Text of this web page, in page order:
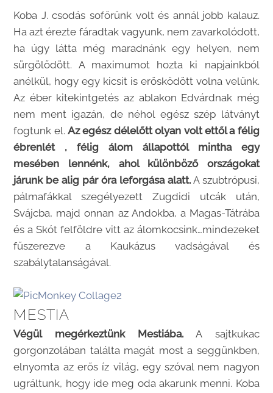
Koba J. csodás sofőrünk volt és annál jobb kalauz.
Ha azt érezte fáradtak vagyunk, nem zavarkolódott,
ha úgy látta még maradnánk egy helyen, nem
sürgölődött. A maximumot hozta ki napjainkból
anélkül, hogy egy kicsit is erősködött volna velünk.
Az éber kitekintgetés az ablakon Edvárdnak még
nem ment igazán, de néhol egész szép látványt
fogtunk el.Az egész délelőtt olyan volt ettől a félig
ébrenlét , félig álom állapottól mintha egy
mesében lennénk, ahol különböző országokat
járunk be alig pár óra leforgása alatt.A szubtrópusi,
pálmafákkal szegélyezett Zugdidi utcák után,
Svájcba, majd onnan az Andokba, a Magas-Tátrába
és a Skót felföldre vitt az álomkocsink…mindezeket
fűszerezve a Kaukázus vadságával és
szabálytalanságával.
MESTIA
Végül megérkeztünk Mestiába. A sajtkukac
gorgonzolában találta magát most a seggünkben,
elnyomta az erős íz világ, egy szóval nem nagyon
ugráltunk, hogy ide meg oda akarunk menni. Koba